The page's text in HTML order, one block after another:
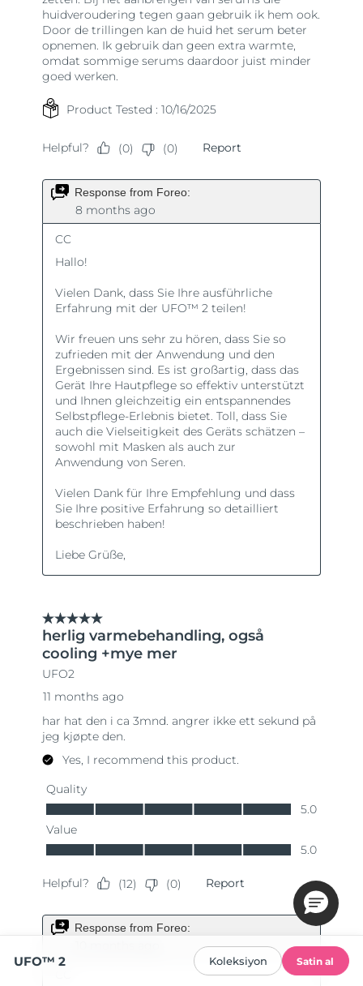
UFO™ 2 Koleksiyon Satin al